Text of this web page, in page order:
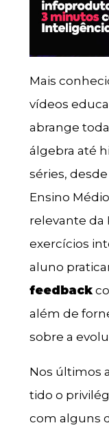
Mais
vídeos
abrange
álgebra até
séries,
Ensino
relevante da
exercícios
aluno
feedback
além de
sobre a
Nos últimos
tido o
com alguns